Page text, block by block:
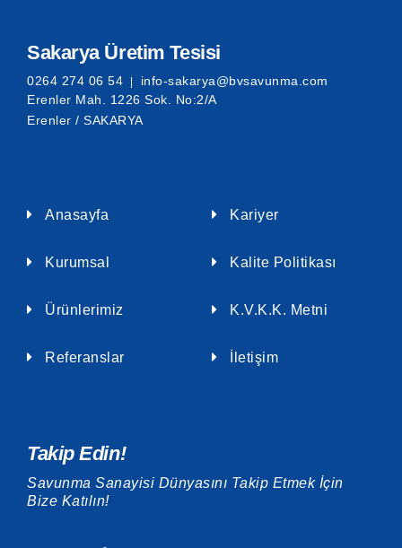
Sakarya Üretim Tesisi
0264 274 06 54
info-sakarya@bvsavunma.com
Erenler Mah. 1226 Sok. No:2/A
Erenler / SAKARYA
Anasayfa
Kurumsal
Ürünlerimiz
Referanslar
Kariyer
Kalite Politikası
K.V.K.K. Metni
İletişim
Takip Edin!
Savunma Sanayisi Dünyasını Takip Etmek İçin
Bize Katılın!